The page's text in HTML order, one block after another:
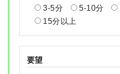
3-5分
5-10分
15分以上
要望